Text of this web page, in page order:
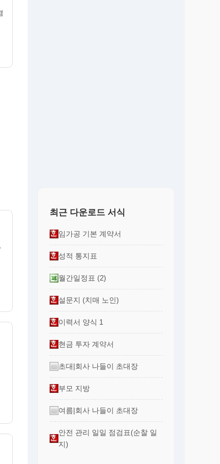
최근 다운로드 서식
임가공 기본 계약서
성적 통지표
월간일정표 (2)
설문지 (치매 노인)
이력서 양식 1
현금 투자 계약서
초대|회사 나들이 초대장
부모 지방
여름|회사 나들이 초대장
안전 관리 일일 점검표(순찰 일
지)